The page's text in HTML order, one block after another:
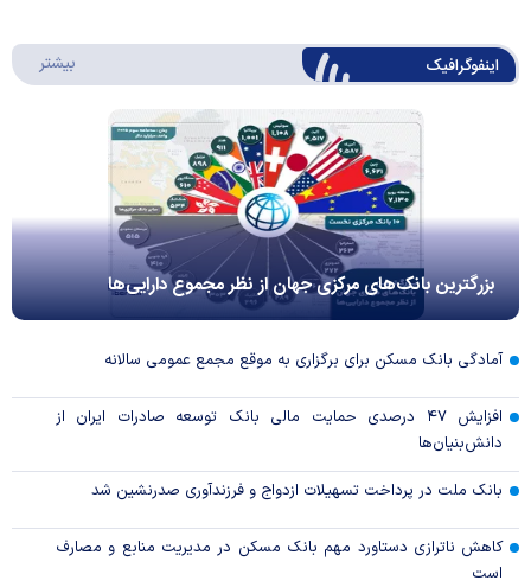
اینفوگرافیک بیشتر
بزرگترین بانک‌های مرکزی جهان از نظر مجموع دارایی‌ها
آمادگی بانک مسکن برای برگزاری به موقع مجمع عمومی سالانه
افزایش ۴۷ درصدی حمایت مالی بانک توسعه صادرات ایران از
دانش‌بنیان‌ها
بانک ملت در پرداخت تسهیلات ازدواج و فرزندآوری صدرنشین شد
کاهش ناترازی دستاورد مهم بانک مسکن در مدیریت منابع و مصارف
است